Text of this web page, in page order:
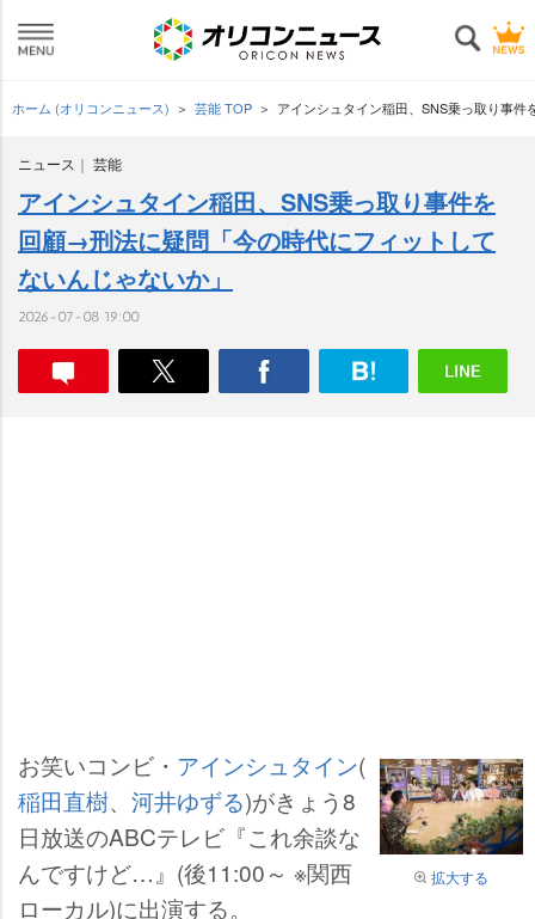
ホーム (オリコンニュース) 芸能 TOP アインシュタイン稲田、SNS乗っ取り事
ニュース 芸能
アインシュタイン稲田、SNS乗っ取り事件を
回顧→刑法に疑問「今の時代にフィットして
ないんじゃないか」
2026-07-08 19:00
拡大する
お笑いコンビ・ アインシュタイン(
稲田直樹、 河井ゆずる)がきょう8
日放送のABCテレビ『これ余談な
んですけど…』(後11:00～ ※関西
ローカル)に出演する。